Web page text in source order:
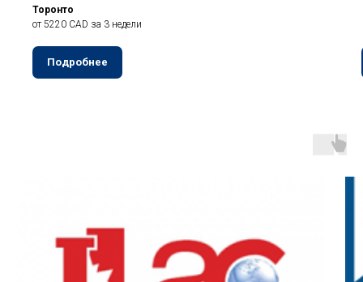
Торонто
от 5220 CAD за 3 недели
Подробнее